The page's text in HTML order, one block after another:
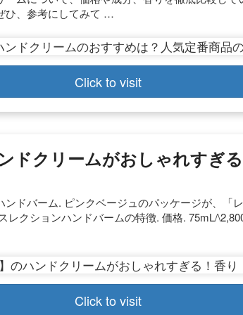
ひ、参考にしてみて …
Click to visit
ドクリームがおしゃれすぎ
ンドバーム. ピンクベージュのパッケージが、「
レクションハンドバームの特徴. 価格. 75mL/
Click to visit